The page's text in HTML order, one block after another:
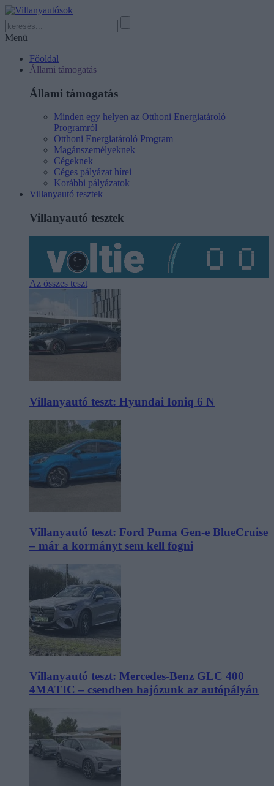
Menü
Főoldal
Állami támogatás
Állami támogatás
Minden egy helyen az Otthoni Energiatároló
Programról
Otthoni Energiatároló Program
Magánszemélyeknek
Cégeknek
Céges pályázat hírei
Korábbi pályázatok
Villanyautó tesztek
Villanyautó tesztek
Az összes teszt
Villanyautó teszt: Hyundai Ioniq 6 N
Villanyautó teszt: Ford Puma Gen-e BlueCruise
– már a kormányt sem kell fogni
Villanyautó teszt: Mercedes-Benz GLC 400
4MATIC – csendben hajózunk az autópályán